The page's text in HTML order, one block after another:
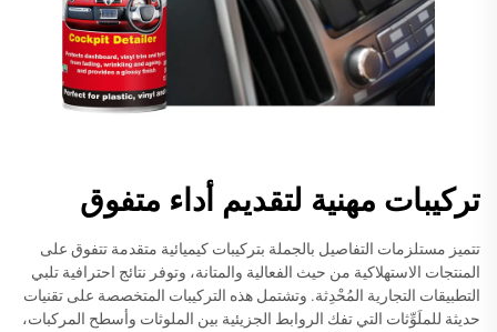
تركيبات مهنية لتقديم أداء متفوق
تتميز مستلزمات التفاصيل بالجملة بتركيبات كيميائية متقدمة تتفوق على
المنتجات الاستهلاكية من حيث الفعالية والمتانة، وتوفر نتائج احترافية تلبي
التطبيقات التجارية المُحْدِثة. وتشتمل هذه التركيبات المتخصصة على تقنيات
حديثة للملَوِّثات التي تفك الروابط الجزيئية بين الملوثات وأسطح المركبات،